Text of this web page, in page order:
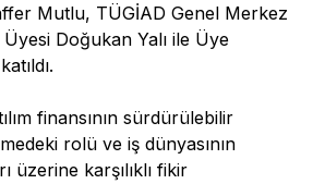
Mutlu, TÜGİAD Genel Merkez
Doğukan Yalı ile Üye
finansının sürdürülebilir
rolü ve iş dünyasının
üzerine karşılıklı fikir